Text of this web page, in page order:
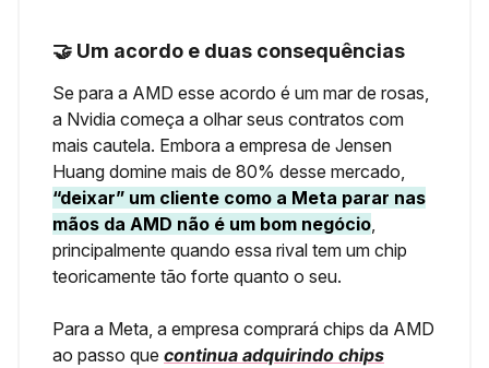
🤝 Um acordo e duas consequências
Se para a AMD esse acordo é um mar de rosas,
a Nvidia começa a olhar seus contratos com
mais cautela. Embora a empresa de Jensen
Huang domine mais de 80% desse mercado,
“deixar” um cliente como a Meta parar nas
mãos da AMD não é um bom negócio,
principalmente quando essa rival tem um chip
teoricamente tão forte quanto o seu.
Para a Meta, a empresa comprará chips da AMD
ao passo que continua adquirindo chips